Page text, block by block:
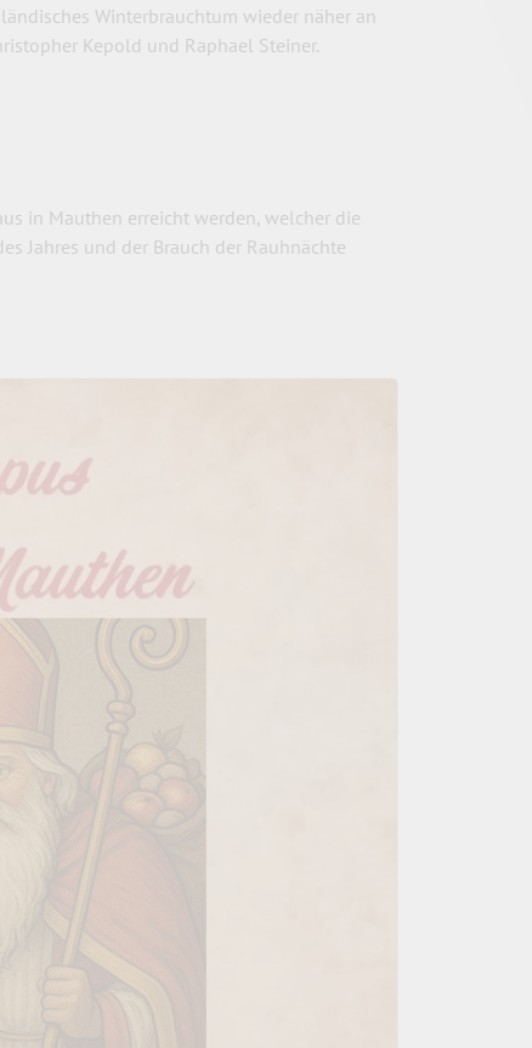
Winterbrauchtum wieder näher an
Kepold und Raphael Steiner.
in Mauthen erreicht werden, welcher die
Jahres und der Brauch der Rauhnächte